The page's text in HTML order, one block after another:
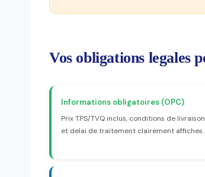
Vos obligations legales
Informations obligatoires (OPC)
Prix TPS/TVQ inclus, conditions de livraison
et delai de traitement clairement affiches.